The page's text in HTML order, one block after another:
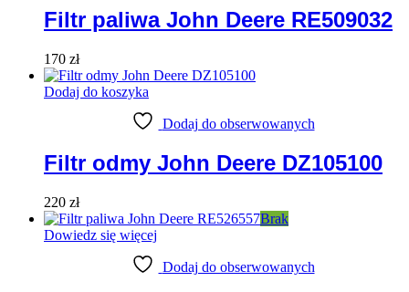
Filtr paliwa John Deere RE509032
170 zł
Dodaj do koszyka
Dodaj do obserwowanych
Filtr odmy John Deere DZ105100
220 zł
Brak
Dowiedz się więcej
Dodaj do obserwowanych